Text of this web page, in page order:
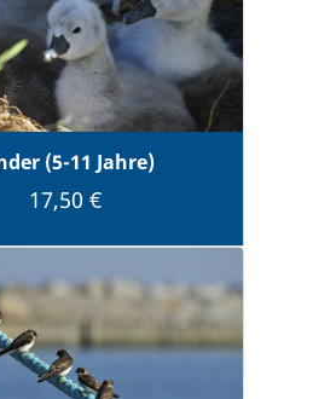
(5-11 Jahre)
17,50 €